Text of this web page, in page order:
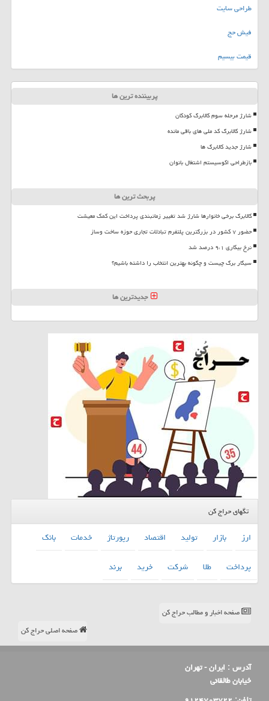
طراحی سایت
فیش حج
قیمت بیسیم
پربیننده ترین ها
شارژ مرحله سوم کالابرگ کودکان
شارژ کالابرگ کد ملی های باقی مانده
شارژ جدید کالابرگ ها
بازطراحی اکوسیستم اشتغال بانوان
پربحث ترین ها
کالابرگ برخی خانوارها شارژ شد تغییر زمانبندی پرداخت این کمک معیشت
حضور ۷ کشور در بزرگترین پلتفرم تبادلات تجاری حوزه ساخت وساز
نرخ بیکاری ۹،۱ درصد شد
سیگار برگ چیست و چگونه بهترین انتخاب را داشته باشیم؟
جدیدترین ها
تگهای حراج کن
ارز بازار تولید اقتصاد رپورتاژ خدمات
بانك
پرداخت
طلا شركت خرید برند
صفحه اخبار و مطالب حراج کن
صفحه اصلی حراج کن
آدرس : ایران - تهران
خیابان طالقانی